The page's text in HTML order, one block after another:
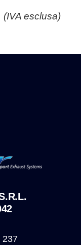
(IVA esclusa)
237